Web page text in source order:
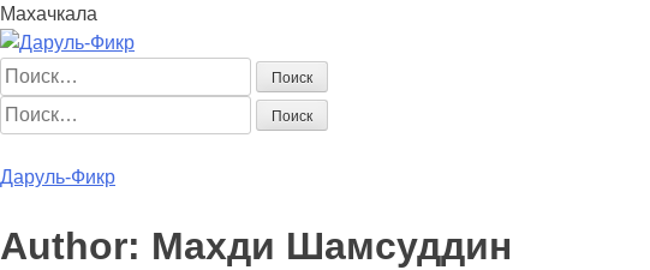
Махачкала
Найти:
Найти:
Даруль-Фикр
Author: Махди Шамсуддин